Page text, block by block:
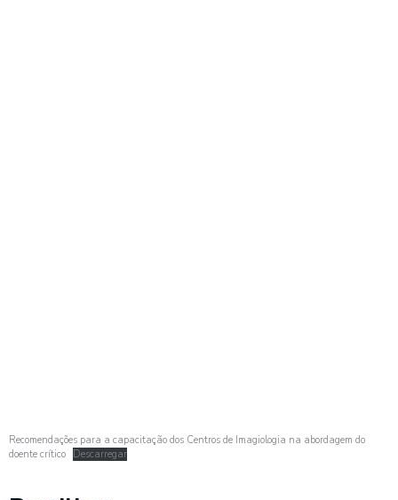
Recomendações para a capacitação dos Centros de Imagiologia na abordagem do
doente crítico Descarregar